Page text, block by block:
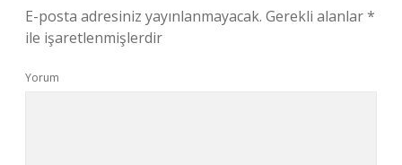
E-posta adresiniz yayınlanmayacak. Gerekli alanlar*
ile işaretlenmişlerdir
Yorum